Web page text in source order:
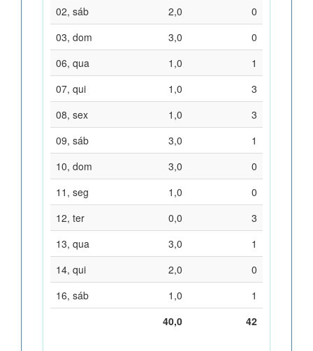
02, sáb
2,0
0
03, dom
3,0
0
06, qua
1,0
1
07, qui
1,0
3
08, sex
1,0
3
09, sáb
3,0
1
10, dom
3,0
0
11, seg
1,0
0
12, ter
0,0
3
13, qua
3,0
1
14, qui
2,0
0
16, sáb
1,0
1
40,0
42